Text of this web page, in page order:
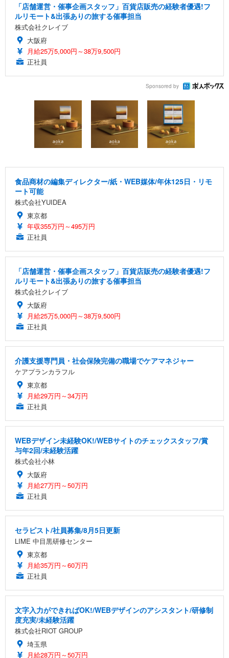
「店舗運営・催事企画スタッフ」百貨店販売の経験者優遇!フ
ルリモート&出張ありの旅する催事担当
株式会社クレイブ
大阪府
月給25万5,000円～38万9,500円
正社員
Sponsored by
食品商材の編集ディレクター/紙・WEB媒体/年休125日・リモ
ート可能
株式会社YUIDEA
東京都
年収355万円～495万円
正社員
「店舗運営・催事企画スタッフ」百貨店販売の経験者優遇!フ
ルリモート&出張ありの旅する催事担当
株式会社クレイブ
大阪府
月給25万5,000円～38万9,500円
正社員
介護支援専門員・社会保険完備の職場でケアマネジャー
ケアプランカラフル
東京都
月給29万円～34万円
正社員
WEBデザイン未経験OK!/WEBサイトのチェックスタッフ/賞
与年2回/未経験活躍
株式会社小林
大阪府
月給27万円～50万円
正社員
セラピスト/社員募集/8月5日更新
LIME 中目黒研修センター
東京都
月給35万円～60万円
正社員
文字入力ができればOK!/WEBデザインのアシスタント/研修制
度充実/未経験活躍
株式会社RIOT GROUP
埼玉県
月給28万円～50万円